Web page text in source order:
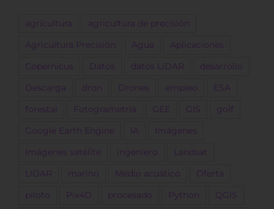
agricultura agricultura de precisión
Agricultura Precisión Agua Aplicaciones
Copernicus Datos datos LiDAR desarrollo
Descarga dron Drones empleo ESA
forestal Fotogrametría GEE GIS golf
Google Earth Engine IA Imágenes
Imágenes satélite ingeniero Landsat
LIDAR marino Medio acuático Oferta
piloto Pix4D procesado Python QGIS